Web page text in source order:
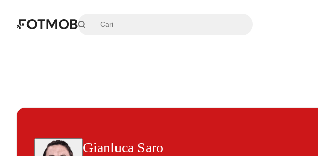
Gianluca Saro